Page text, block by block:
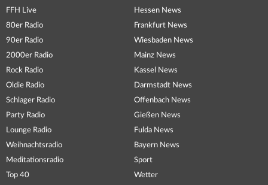
FFH Live
80er Radio
90er Radio
2000er Radio
Rock Radio
Oldie Radio
Schlager Radio
Party Radio
Lounge Radio
Weihnachtsradio
Meditationsradio
Top 40
Hessen News
Frankfurt News
Wiesbaden News
Mainz News
Kassel News
Darmstadt News
Offenbach News
Gießen News
Fulda News
Bayern News
Sport
Wetter